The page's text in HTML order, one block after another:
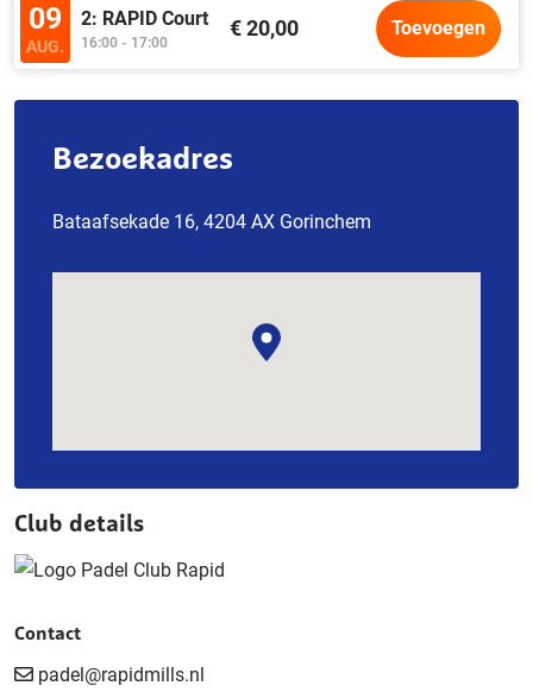
09
AUG.
2: RAPID Court
16:00 - 17:00
€ 20,00 Toevoegen
Bezoekadres
Bataafsekade 16, 4204 AX Gorinchem
Club details
Contact
padel@rapidmills.nl